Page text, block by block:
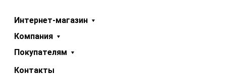
Интернет-магазин
Компания
Покупателям
Контакты